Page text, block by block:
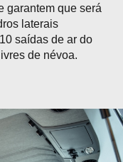
garantem que será
laterais
saídas de ar do
de névoa.